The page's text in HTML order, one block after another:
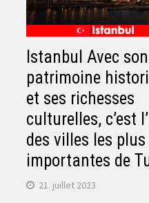
Istanbul Avec son
patrimoine
et ses richesses
culturelles, c’est
des villes les plus
importantes de
21. juillet 2023